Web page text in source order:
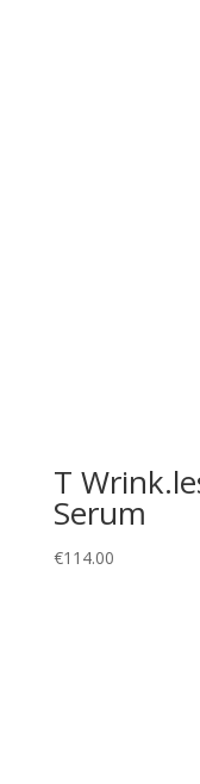
T
Serum
€114.00